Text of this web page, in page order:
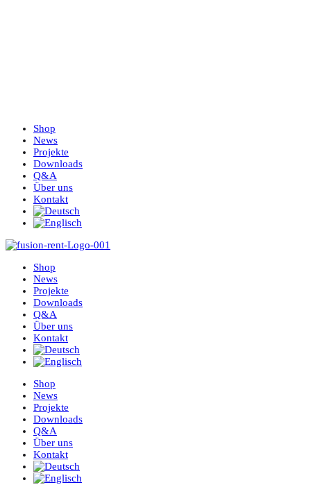
Shop
News
Projekte
Downloads
Q&A
Über uns
Kontakt
Shop
News
Projekte
Downloads
Q&A
Über uns
Kontakt
Shop
News
Projekte
Downloads
Q&A
Über uns
Kontakt